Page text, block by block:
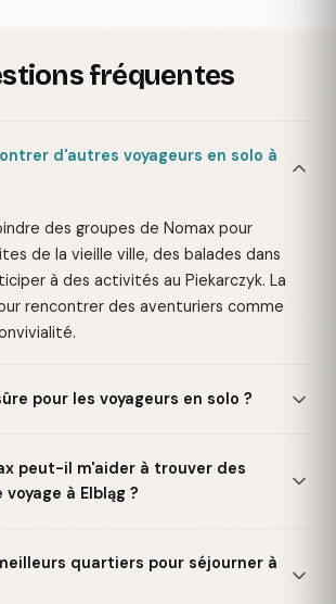
fréquentes
d'autres voyageurs en solo à
des groupes de Nomax pour
de la vieille ville, des balades dans
à des activités au Piekarczyk. La
rencontrer des aventuriers comme
pour les voyageurs en solo ?
peut-il m'aider à trouver des
à Elbląg ?
quartiers pour séjourner à